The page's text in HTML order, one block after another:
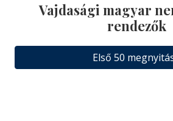
Vajdasági magyar
rendezők
Első 50